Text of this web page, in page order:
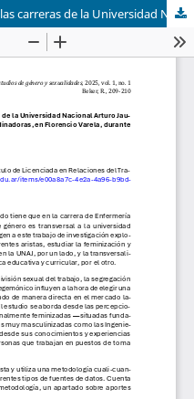
Un análisis de la generización de las carreras de la Universidad Nacional Arturo Jauretche desde la perspectiva de los y las coordinadoras, en Florencio Varela, durante 2018